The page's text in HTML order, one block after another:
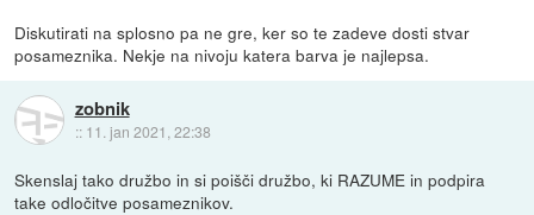
Diskutirati na splosno pa ne gre, ker so te zadeve dosti stvar
posameznika. Nekje na nivoju katera barva je najlepsa.
zobnik
:: 11. jan 2021, 22:38
Skenslaj tako družbo in si poišči družbo, ki RAZUME in podpira
take odločitve posameznikov.